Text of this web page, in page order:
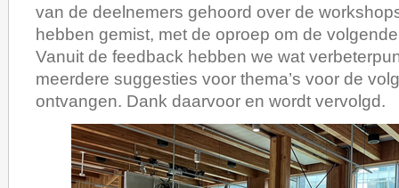
van de deelnemers gehoord over de
hebben gemist, met de oproep om de
Vanuit de feedback hebben we wat
meerdere suggesties voor thema’s voor de
ontvangen. Dank daarvoor en wordt vervolgd.